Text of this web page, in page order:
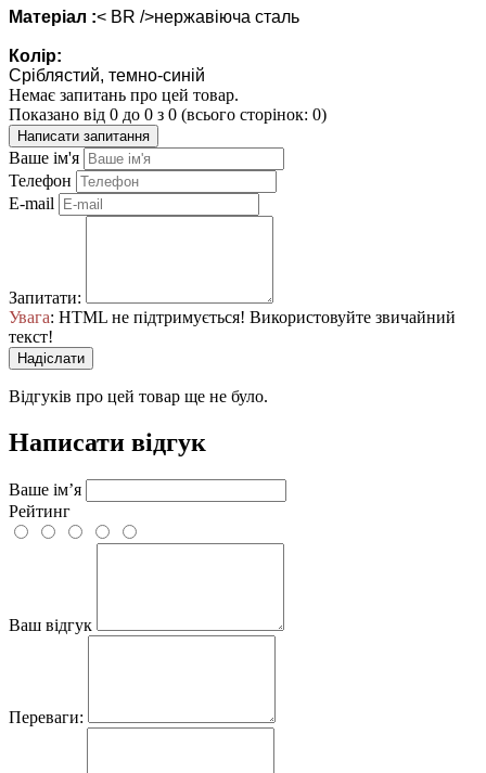
Матеріал :< BR />нержавіюча сталь
Колір:
Сріблястий, темно-синій
Немає запитань про цей товар.
Показано від 0 до 0 з 0 (всього сторінок: 0)
Написати запитання
Ваше ім'я
Телефон
E-mail
Запитати:
Увага: HTML не підтримується! Використовуйте звичайний
текст!
Надіслати
Відгуків про цей товар ще не було.
Написати відгук
Ваше ім’я
Рейтинг
Ваш відгук
Переваги: